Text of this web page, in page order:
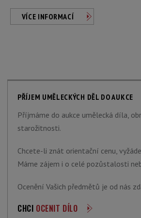
VÍCE INFORMACÍ
PŘÍJEM UMĚLECKÝCH DĚL DO AUKCE
Příjmáme do aukce umělecká díla,
starožitnosti.
Chcete-li znát orientační cenu,
Máme zájem i o celé pozůstalosti
Ocenění Vašich předmětů je od nás
CHCI OCENIT DÍLO